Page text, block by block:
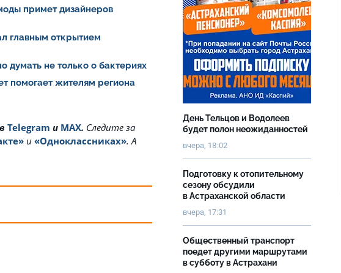
примет дизайнеров
главным открытием
думать не только о бактериях
помогает жителям региона
Telegram и MAX. Cледите за
и «Одноклассниках». А
День Тельцов и Водолеев
будет полон неожиданностей
вчера, 18:02
Подготовку к отопительному
сезону обсудили
в Астраханской области
вчера, 17:31
Общественный транспорт
поедет другими маршрутами
в субботу в Астрахани